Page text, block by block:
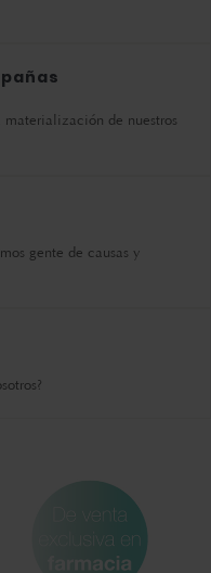
de nuestros
gente de causas y